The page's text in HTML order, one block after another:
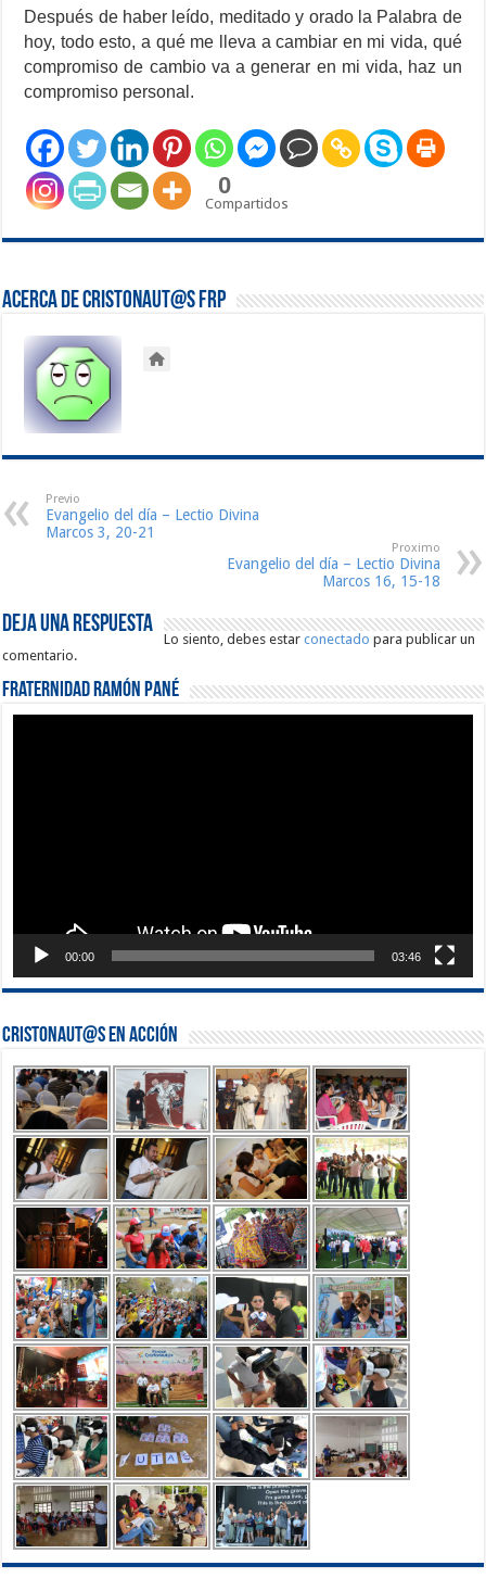
Después de haber leído, meditado y orado la Palabra de
hoy, todo esto, a qué me lleva a cambiar en mi vida, qué
compromiso de cambio va a generar en mi vida, haz un
compromiso personal.
0
Compartidos
Acerca de Cristonaut@s FRP
Previo
Evangelio del día – Lectio Divina
Marcos 3, 20-21
Proximo
Evangelio del día – Lectio Divina
Marcos 16, 15-18
Deja una respuesta
Lo siento, debes estarconectado para publicar un
comentario.
Fraternidad Ramón Pané
00:00 03:46
Cristonaut@s en Acción